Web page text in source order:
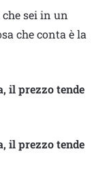
sei in un
che conta è la
il prezzo tende
il prezzo tende